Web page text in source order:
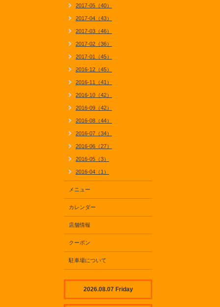
2017-05（40）
2017-04（43）
2017-03（46）
2017-02（36）
2017-01（45）
2016-12（45）
2016-11（41）
2016-10（42）
2016-09（42）
2016-08（44）
2016-07（34）
2016-06（27）
2016-05（3）
2016-04（1）
メニュー
カレンダー
店舗情報
クーポン
駐車場について
2026.08.07 Friday